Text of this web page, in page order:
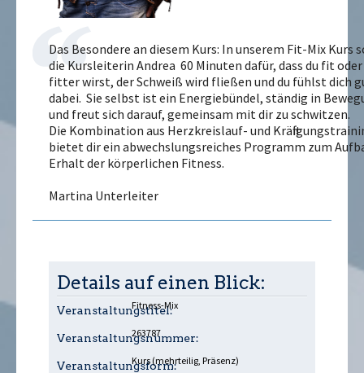
Das Besondere an diesem Kurs: In unserem Fit-Mix Kurs
die Kursleiterin Andrea 60 Minuten dafür, dass du fit
fitter wirst, der Schweiß wird fließen und du fühlst dich
dabei. Sie selbst ist ein Energiebündel, ständig in
und freut sich darauf, gemeinsam mit dir zu schwitzen.
Die Kombination aus Herzkreislauf- und
bietet dir ein abwechslungsreiches Programm zum
Erhalt der körperlichen Fitness.
Martina Unterleiter
Details auf einen Blick:
Veranstaltungstitel:
Fitness-Mix
Veranstaltungsnummer:
263787
Veranstaltungsform:Kurs (mehrteilig, Präsenz)